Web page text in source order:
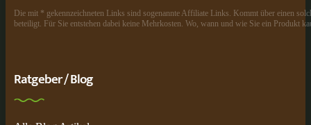
Die mit * gekennzeichneten Links sind sogenannte Affiliate Links. Kommt über einen
beteiligt. Für Sie entstehen dabei keine Mehrkosten. Wo, wann und wie Sie ein Produkt
Ratgeber / Blog